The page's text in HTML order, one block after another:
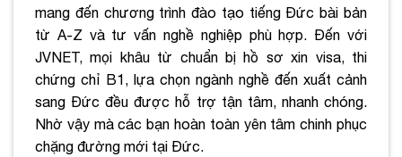
mang đến chương trình đào tạo tiếng Đức bài bản
từ A-Z và tư vấn nghề nghiệp phù hợp. Đến với
JVNET, mọi khâu từ chuẩn bị hồ sơ xin visa, thi
chứng chỉ B1, lựa chọn ngành nghề đến xuất cảnh
sang Đức đều được hỗ trợ tận tâm, nhanh chóng.
Nhờ vậy mà các bạn hoàn toàn yên tâm chinh phục
chặng đường mới tại Đức.